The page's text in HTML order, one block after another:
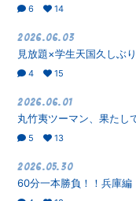
6 14
2026.06.03
見放題×学生天国久しぶ
4 15
2026.06.01
丸竹夷ツーマン、果たし
5 13
2026.05.30
60分一本勝負！！兵庫編